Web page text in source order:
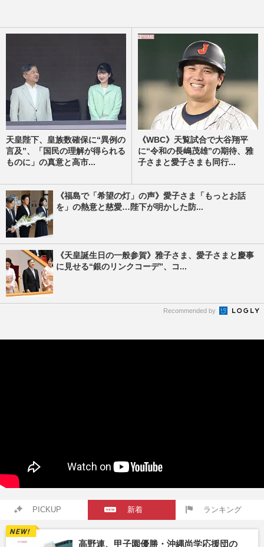
天皇陛下、皇族数確保に“異例の
言及”、「国民の理解が得られる
ものに」の真意と高市...
《WBC》天覧試合で大谷翔平
に“令和の長嶋茂雄”の期待、雅
子さまと愛子さまも同行...
《福島で「希望の灯」の声》愛子さま「もっとお話
を」の熱意と慈愛…陛下が明かした防...
《天皇誕生日の一般参賀》雅子さま、愛子さまと慶事
に見せる“銀のリンクコーデ”、コ...
Recommended by
PICKUP 新着 ランキング
高野連、甲子園優勝・沖縄尚学応援団の